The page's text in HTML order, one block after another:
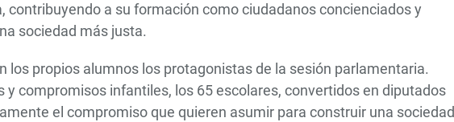
contribuyendo a su formación como ciudadanos concienciados y
sociedad más justa.
los propios alumnos los protagonistas de la sesión parlamentaria.
y compromisos infantiles, los 65 escolares, convertidos en diputados
el compromiso que quieren asumir para construir una sociedad